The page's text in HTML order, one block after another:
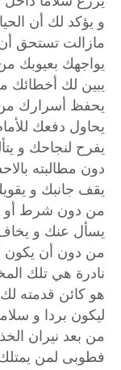
و يؤكد لك أن
مازالت تستحق
يواجهك بعيوبك
يبين لك أخطائك
يحفظ أسرارك من
يحاول دفعك
يفرح لنجاحك و
دون مطالبته
يقف جانبك و
من دون شرط أو
يسأل عنك و
من دون أن يكون
نادرة هي تلك
هو كائن قدمته لك
ليكون بردا و
من بعد نيران
فطوبى لمن